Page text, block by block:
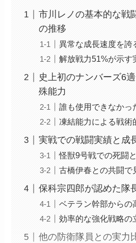
市川レノの基本的な戦
の推移
異常な成長速度を誇
解放戦力51%が示す
史上初のナンバーズ6
殊能力
誰も使用できなかっ
凍結能力による戦術
実戦での戦闘実績と成
怪獣9号戦での死闘
古橋伊春との共闘で
保科宗四郎が認めた隊
ベテラン幹部からの
効率的な強化戦略の
他の防衛隊員との実力